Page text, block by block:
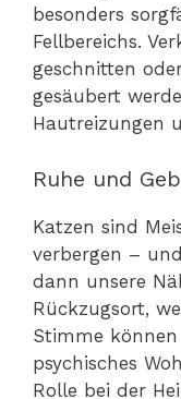
besonders
Fellbereichs.
geschnitten
gesäubert
Hautreizungen
Ruhe und
Katzen sind
verbergen –
dann unsere
Rückzugsort,
Stimme
psychisches
Rolle bei der